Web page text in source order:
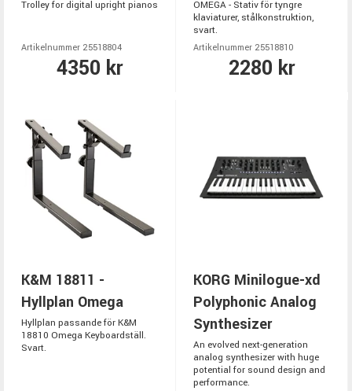
Trolley for digital upright pianos
Artikelnummer 25518804
4350 kr
OMEGA - Stativ för tyngre
klaviaturer, stålkonstruktion,
svart.
Artikelnummer 25518810
2280 kr
K&M 18811 -
Hyllplan Omega
Hyllplan passande för K&M
18810 Omega Keyboardställ.
Svart.
KORG Minilogue-xd
Polyphonic Analog
Synthesizer
An evolved next-generation
analog synthesizer with huge
potential for sound design and
performance.